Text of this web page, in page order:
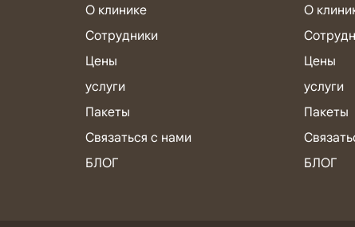
О клинике
Сотрудники
Цены
услуги
Пакеты
Связаться с нами
БЛОГ
О
Цены
услуги
Пакеты
БЛОГ